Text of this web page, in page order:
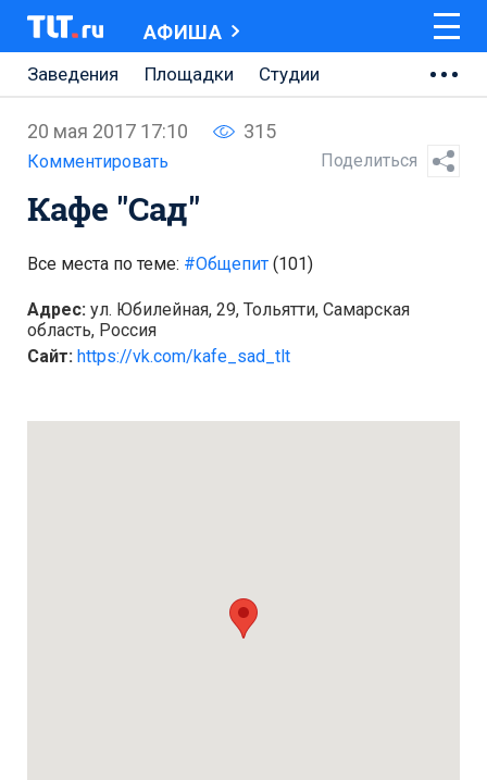
АФИША
Заведения Площадки
Студии
Спектакли
Онлайн
20 мая 2017 17:10 315
Комментировать Поделиться
Кафе "Сад"
Все места по теме: #Общепит (101)
Адрес: ул. Юбилейная, 29, Тольятти, Самарская
область, Россия
Сайт: https://vk.com/kafe_sad_tlt